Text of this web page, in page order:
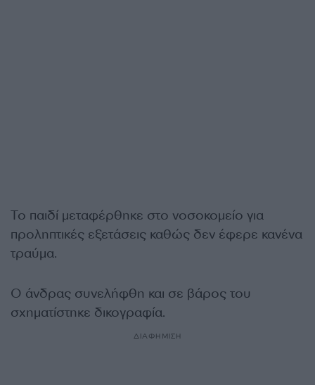
Το παιδί μεταφέρθηκε στο νοσοκομείο για
προληπτικές εξετάσεις καθώς δεν έφερε κανένα
τραύμα.
Ο άνδρας συνελήφθη και σε βάρος του
σχηματίστηκε δικογραφία.
ΔΙΑΦΗΜΙΣΗ